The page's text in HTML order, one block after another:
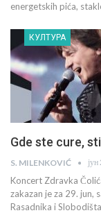
energetskih pića,
КУЛТУРА
Gde ste cure,
S. MILENKOVIĆ
Koncert Zdravka
zakazan je za 29. jun,
Rasadnika i